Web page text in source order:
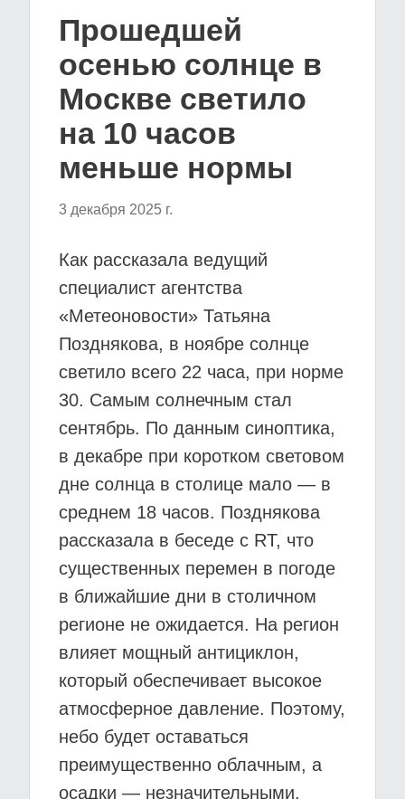
Прошедшей
осенью солнце в
Москве светило
на 10 часов
меньше нормы
3 декабря 2025 г.
Как рассказала ведущий
специалист агентства
«Метеоновости» Татьяна
Позднякова, в ноябре солнце
светило всего 22 часа, при норме
30. Самым солнечным стал
сентябрь. По данным синоптика,
в декабре при коротком световом
дне солнца в столице мало — в
среднем 18 часов. Позднякова
рассказала в беседе с RT, что
существенных перемен в погоде
в ближайшие дни в столичном
регионе не ожидается. На регион
влияет мощный антициклон,
который обеспечивает высокое
атмосферное давление. Поэтому,
небо будет оставаться
преимущественно облачным, а
осадки — незначительными.